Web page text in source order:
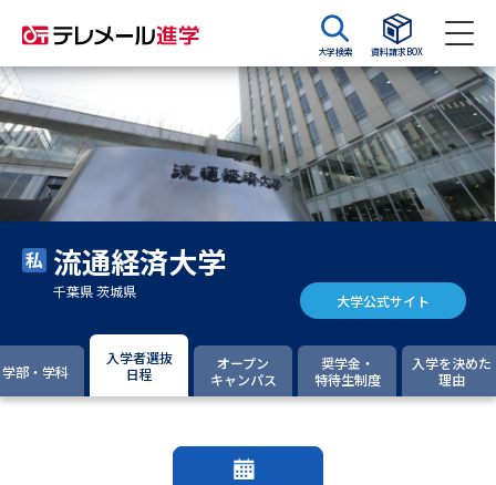
大学検索 資料請求BOX
資料検索
大学・短大の資料種類から請求
大学パンフ
集要項＆願書
大学入学共通テスト利用選抜の
過去問題集
大学・短大以外の資料から請求
流通経済大学
千葉県 茨城県 大学公式サイト
学部・学科
入学者選抜
日程
オープン
キャンパス
奨学金・
特待生制度
入学を決めた
理由